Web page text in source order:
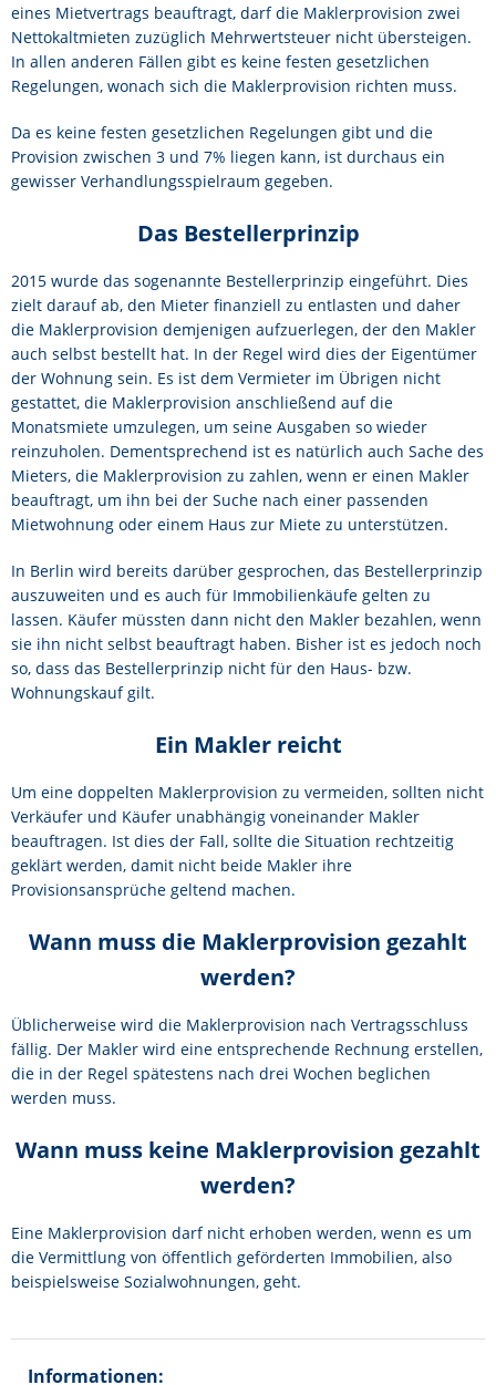
eines Mietvertrags beauftragt, darf die Maklerprovision zwei
Nettokaltmieten zuzüglich Mehrwertsteuer nicht übersteigen.
In allen anderen Fällen gibt es keine festen gesetzlichen
Regelungen, wonach sich die Maklerprovision richten muss.
Da es keine festen gesetzlichen Regelungen gibt und die
Provision zwischen 3 und 7% liegen kann, ist durchaus ein
gewisser Verhandlungsspielraum gegeben.
Das Bestellerprinzip
2015 wurde das sogenannte Bestellerprinzip eingeführt. Dies
zielt darauf ab, den Mieter finanziell zu entlasten und daher
die Maklerprovision demjenigen aufzuerlegen, der den Makler
auch selbst bestellt hat. In der Regel wird dies der Eigentümer
der Wohnung sein. Es ist dem Vermieter im Übrigen nicht
gestattet, die Maklerprovision anschließend auf die
Monatsmiete umzulegen, um seine Ausgaben so wieder
reinzuholen. Dementsprechend ist es natürlich auch Sache des
Mieters, die Maklerprovision zu zahlen, wenn er einen Makler
beauftragt, um ihn bei der Suche nach einer passenden
Mietwohnung oder einem Haus zur Miete zu unterstützen.
In Berlin wird bereits darüber gesprochen, das Bestellerprinzip
auszuweiten und es auch für Immobilienkäufe gelten zu
lassen. Käufer müssten dann nicht den Makler bezahlen, wenn
sie ihn nicht selbst beauftragt haben. Bisher ist es jedoch noch
so, dass das Bestellerprinzip nicht für den Haus- bzw.
Wohnungskauf gilt.
Ein Makler reicht
Um eine doppelten Maklerprovision zu vermeiden, sollten nicht
Verkäufer und Käufer unabhängig voneinander Makler
beauftragen. Ist dies der Fall, sollte die Situation rechtzeitig
geklärt werden, damit nicht beide Makler ihre
Provisionsansprüche geltend machen.
Wann muss die Maklerprovision gezahlt
werden?
Üblicherweise wird die Maklerprovision nach Vertragsschluss
fällig. Der Makler wird eine entsprechende Rechnung erstellen,
die in der Regel spätestens nach drei Wochen beglichen
werden muss.
Wann muss keine Maklerprovision gezahlt
werden?
Eine Maklerprovision darf nicht erhoben werden, wenn es um
die Vermittlung von öffentlich geförderten Immobilien, also
beispielsweise Sozialwohnungen, geht.
Informationen: